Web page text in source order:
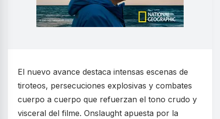
El nuevo avance destaca intensas escenas de
tiroteos, persecuciones explosivas y combates
cuerpo a cuerpo que refuerzan el tono crudo y
visceral del filme. Onslaught apuesta por la